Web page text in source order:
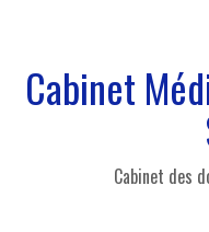
Cabinet
Cabinet des